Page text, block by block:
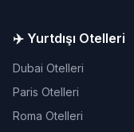
✈️ Yurtdışı Otelleri
Dubai Otelleri
Paris Otelleri
Roma Otelleri